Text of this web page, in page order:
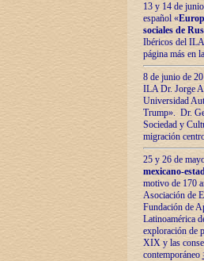
13 y 14 de
español «
sociales de
Ibéricos del ILA
página más en
8 de junio de
ILA Dr. Jorge
Universidad
Trump». Dr.
Sociedad y
migración
25 y 26 de
mexicano-
motivo de 170
Asociación de
Fundación de
Latinoamérica
exploración de
XIX y las
contemporáneo